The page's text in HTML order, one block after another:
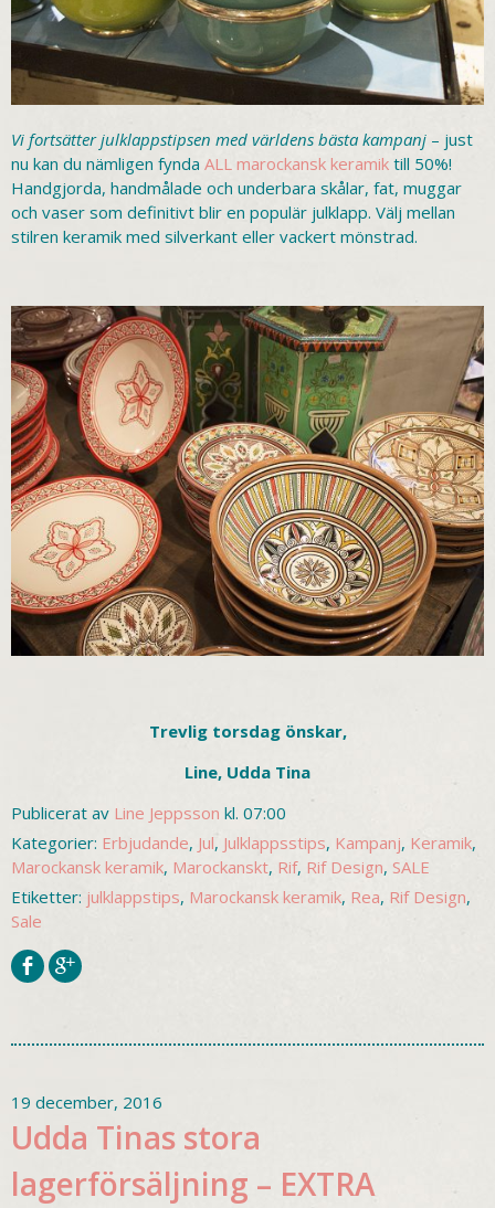
Vi fortsätter julklappstipsen med världens bästa kampanj – just
nu kan du nämligen fynda ALL marockansk keramik till 50%!
Handgjorda, handmålade och underbara skålar, fat, muggar
och vaser som definitivt blir en populär julklapp. Välj mellan
stilren keramik med silverkant eller vackert mönstrad.
Trevlig torsdag önskar,
Line, Udda Tina
Publicerat av Line Jeppsson kl. 07:00
Kategorier: Erbjudande, Jul, Julklappsstips, Kampanj, Keramik,
Marockansk keramik, Marockanskt, Rif, Rif Design, SALE
Etiketter: julklappstips, Marockansk keramik, Rea, Rif Design,
Sale
19 december, 2016
Udda Tinas stora
lagerförsäljning – EXTRA